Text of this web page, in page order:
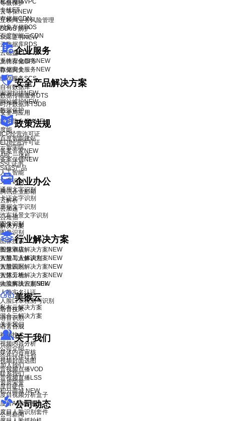
等级保护
云等保NEW
互联网业务风险管理
DDoS 防护
SSL证书NEW
企业服务
系统安全服务NEW
数据安全服务 NEW
安全产品解决方案
漏洞扫描NEW
网站维护NEW
数据保护
政策法规
ICP经营许可证
EDI经营许可证
备案管家NEW
备案保镖NEW
SaaS产品
企业办公
腾讯企业邮箱
云解析
云加速
云短信
解决方案
行业解决方案
智慧酒店解决方案 NEW
智慧工业解决方案 NEW
智慧园区解决方案 NEW
智慧工地解决方案 NEW
物流解决方案NEW
美猴云
私有云解决方案
混合云解决方案
关于我们
关于我们
公司介绍
合作伙伴计划
加入我们
联系我们
资质荣誉
积分商城 NEW
公司动态
公司新闻
私有网络VPC
专线ET
存储与CDN
对象存储BOS
百度智能云CDN
云数据库RDS
云磁盘CDS
文件存储CFS
存储网关
缓存服务SCS
自有数据库
数据传输服务DTS
时序数据库TSDB
安全与应用
应用防火墙WAF
度能
百度智能建站
云智学院
ABC一体机
SSL证书
人工智能
文字识别
通用文字识别
卡证文字识别
票据文字识别
汽车场景文字识别
图像识别
图像识别
图像搜索
图像审核
人脸与人体识别
人脸识别
人体分析
人脸离线识别SDK
人脸实名认证
人脸口罩检测与识别
语音技术
语音识别
语音合成
视频技术
视频内容分析
媒体内容审核
视频封面选图
音视频点播VOD
音视频直播LSS
度目硬件
度目视频分析盒子
度目AI镜头模组
度目人脸识别套件